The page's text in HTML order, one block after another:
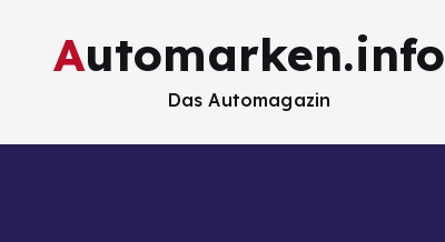
Automarken.info
Das Automagazin